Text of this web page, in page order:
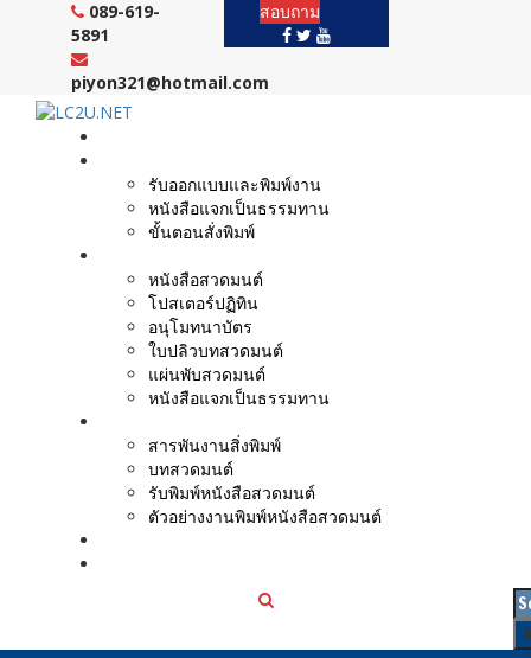
089-619-
5891
piyon321@hotmail.com
สอบถาม
รับออกแบบและพิมพ์งาน
หนังสือแจกเป็นธรรมทาน
ขั้นตอนสั่งพิมพ์
หนังสือสวดมนต์
โปสเตอร์ปฏิทิน
อนุโมทนาบัตร
ใบปลิวบทสวดมนต์
แผ่นพับสวดมนต์
หนังสือแจกเป็นธรรมทาน
สารพันงานสิ่งพิมพ์
บทสวดมนต์
รับพิมพ์หนังสือสวดมนต์
ตัวอย่างงานพิมพ์หนังสือสวดมนต์